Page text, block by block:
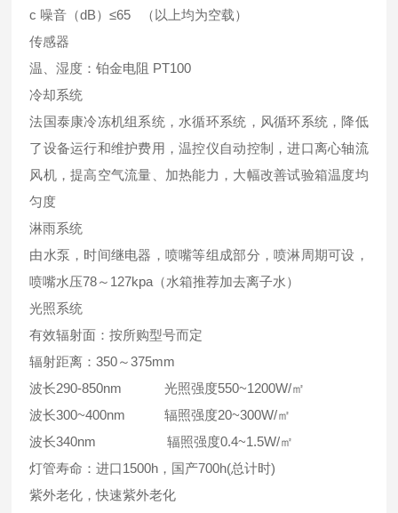
c 噪音（dB）≤65 （以上均为空载）
传感器
温、湿度：铂金电阻 PT100
冷却系统
法国泰康冷冻机组系统，水循环系统，风循环系统，降低
了设备运行和维护费用，温控仪自动控制，进口离心轴流
风机，提高空气流量、加热能力，大幅改善试验箱温度均
匀度
淋雨系统
由水泵，时间继电器，喷嘴等组成部分，喷淋周期可设，
喷嘴水压78～127kpa（水箱推荐加去离子水）
光照系统
有效辐射面：按所购型号而定
辐射距离：350～375mm
波长290-850nm 光照强度550~1200W/㎡
波长300~400nm 辐照强度20~300W/㎡
波长340nm 辐照强度0.4~1.5W/㎡
灯管寿命：进口1500h，国产700h(总计时)
紫外老化，快速紫外老化